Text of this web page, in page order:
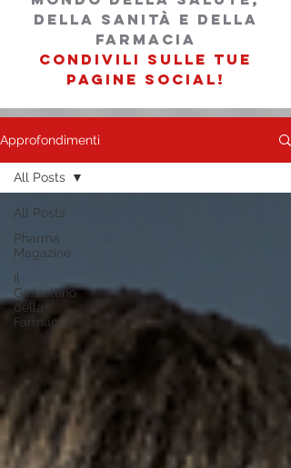
della sanità e della
farmacia
condivili sulle tue
pagine social!
Approfondimenti
All Posts
Pharma
Magazine
Il
Gazzettino
della
Farmacia
All Posts